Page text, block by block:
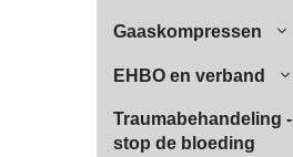
Gaaskompressen
EHBO en verband
Traumabehandeling -
stop de bloeding